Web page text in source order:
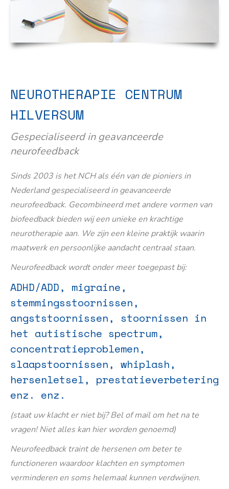
NEUROTHERAPIE CENTRUM
HILVERSUM
Gespecialiseerd in geavanceerde
neurofeedback
Sinds 2003 is het NCH als één van de pioniers in
Nederland gespecialiseerd in geavanceerde
neurofeedback. Gecombineerd met andere vormen van
biofeedback bieden wij een unieke en krachtige
neurotherapie aan. We zijn een kleine praktijk waarin
maatwerk en persoonlijke aandacht centraal staan.
Neurofeedback wordt onder meer toegepast bij:
ADHD/ADD, migraine,
stemmingsstoornissen,
angststoornissen, stoornissen in
het autistische spectrum,
concentratieproblemen,
slaapstoornissen, whiplash,
hersenletsel, prestatieverbetering
enz. enz.
(staat uw klacht er niet bij? Bel of mail om het na te
vragen! Niet alles kan hier worden genoemd)
Neurofeedback traint de hersenen om beter te
functioneren waardoor klachten en symptomen
verminderen en soms helemaal kunnen verdwijnen.